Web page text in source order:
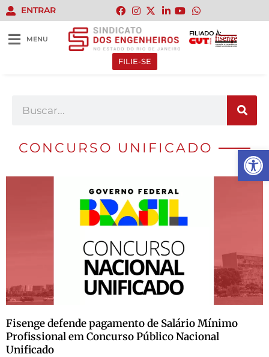
Abrir
ENTRAR
MENU
FILIADO À:
FILIE-SE
CONCURSO UNIFICADO
Fisenge defende pagamento de Salário Mínimo
Profissional em Concurso Público Nacional
Unificado